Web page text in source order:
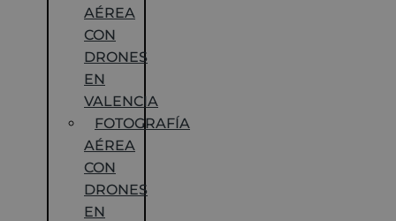
AÉREA
CON
DRONES
EN
VALENCIA
FOTOGRAFÍA
AÉREA
CON
DRONES
EN